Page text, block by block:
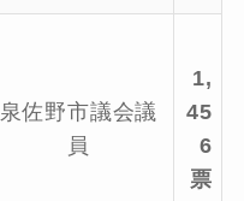
泉佐野市議会議
員
1,
45
6
票